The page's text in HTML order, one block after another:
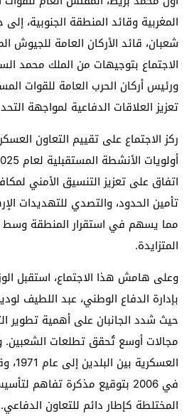
المغربية وقائد المنطقة الجنوبية، إلى
شعبان، قائد الأركان العامة للجيوش
الاجتماع بتوجيهات من الملك محمد
ورئيس أركان الحرب العامة للقوات
تعزيز العلاقات الدفاعية لمواجهة
اتفاق على تعزيز التنسيق الأمني
تأمين الحدود، والتصدي للتهديدات
مما يسهم في استقرار المنطقة وسط
المتزايدة.
وعلى هامش هذا الاجتماع، استقبل
بإدارة الدفاع الوطني، عبد اللطيف
حيث شدد الجانبان على أهمية تطوير
مجالات أوسع تُحقق تطلعات الشعبين.
في 2006 بتوقيع مذكرة تفاهم
المختلطة كإطار دائم للتعاون الدفاعي.